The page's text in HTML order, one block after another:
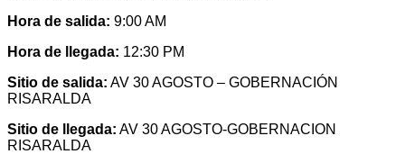
Hora de salida: 9:00 AM
Hora de llegada: 12:30 PM
Sitio de salida: AV 30 AGOSTO – GOBERNACIÓN
RISARALDA
Sitio de llegada: AV 30 AGOSTO-GOBERNACION
RISARALDA